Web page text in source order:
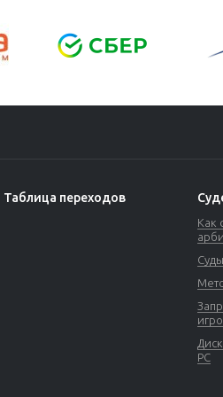
Таблица переходов
Как
РС